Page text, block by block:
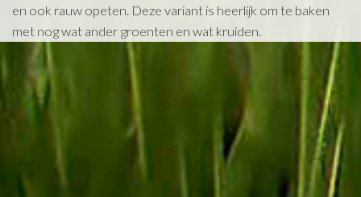
en ook rauw opeten. Deze variant is heerlijk om te baken
met nog wat ander groenten en wat kruiden.